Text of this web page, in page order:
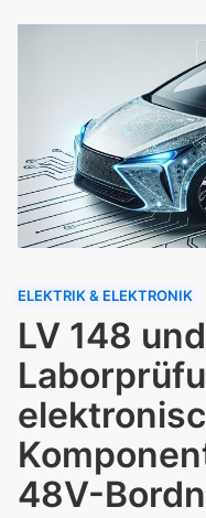
ELEKTRIK & ELEKTRONIK
LV 148
48V-